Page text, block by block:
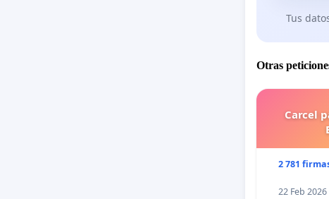
Tus
Otras
Carcel
2 781
22 Feb 2026